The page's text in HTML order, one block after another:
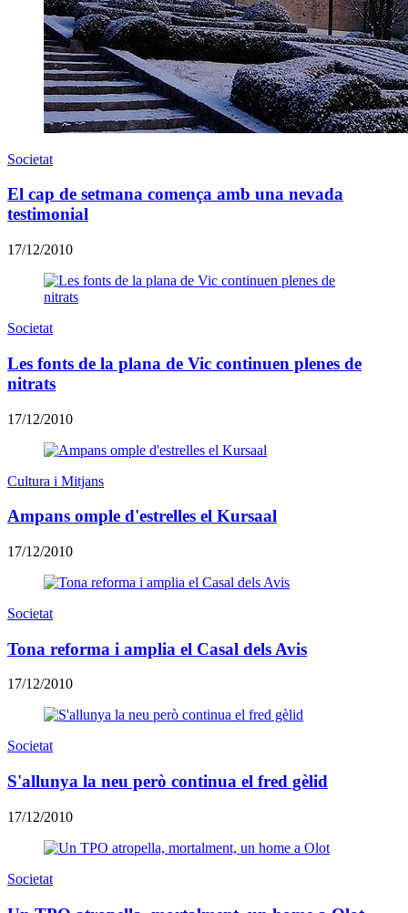
Societat
El cap de setmana comença amb una nevada
testimonial
17/12/2010
Societat
Les fonts de la plana de Vic continuen plenes de
nitrats
17/12/2010
Cultura i Mitjans
Ampans omple d'estrelles el Kursaal
17/12/2010
Societat
Tona reforma i amplia el Casal dels Avis
17/12/2010
Societat
S'allunya la neu però continua el fred gèlid
17/12/2010
Societat